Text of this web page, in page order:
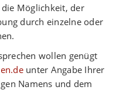
die Möglichkeit, der
durch einzelne oder
wollen genügt
unter Angabe Ihrer
Namens und dem